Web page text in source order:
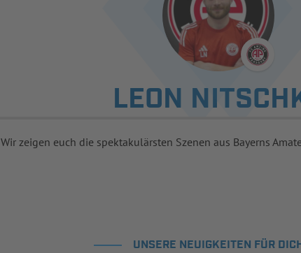
LEON
Wir zeigen euch die spektakulärsten Szenen aus Bayerns
UNSERE NEUIGKEITEN FÜR